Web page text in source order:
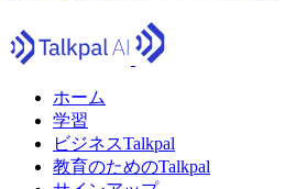
ホーム
学習
ビジネスTalkpal
教育のためのTalkpal